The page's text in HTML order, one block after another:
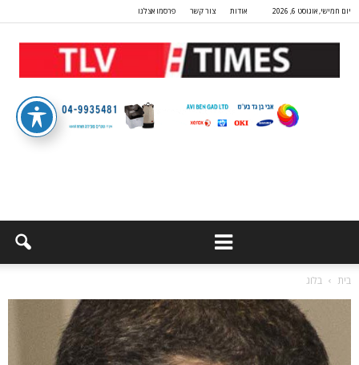
יום חמישי, אוגוסט 6, 2026 אודות צור קשר פרסמו אצלנו
בית בלוג